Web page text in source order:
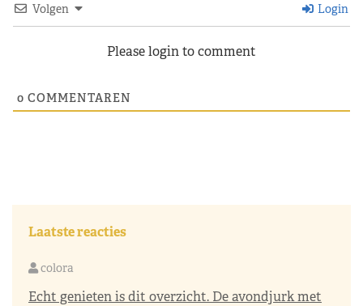
Volgen Login
Please login to comment
0 COMMENTAREN
Laatste reacties
colora
Echt genieten is dit overzicht. De avondjurk met